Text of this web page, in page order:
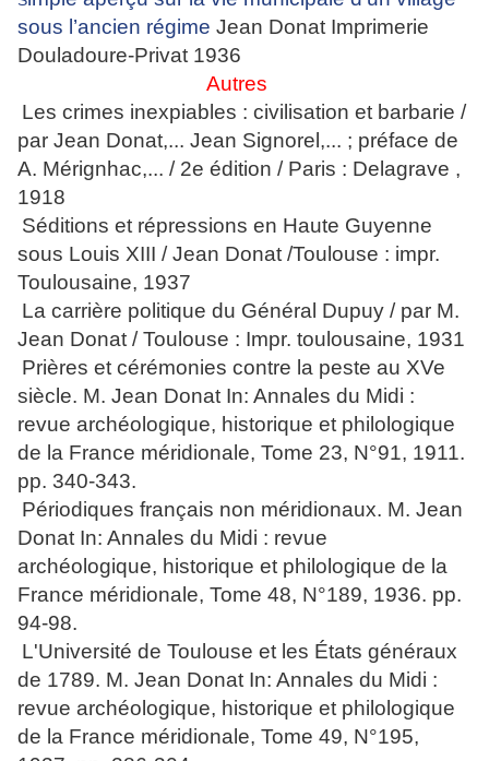
sous l’ancien régime Jean Donat Imprimerie
Douladoure-Privat 1936
Autres
Les crimes inexpiables : civilisation et barbarie /
par Jean Donat,... Jean Signorel,... ; préface de
A. Mérignhac,... / 2e édition / Paris : Delagrave ,
1918
Séditions et répressions en Haute Guyenne
sous Louis XIII / Jean Donat /Toulouse : impr.
Toulousaine, 1937
La carrière politique du Général Dupuy / par M.
Jean Donat / Toulouse : Impr. toulousaine, 1931
Prières et cérémonies contre la peste au XVe
siècle. M. Jean Donat In: Annales du Midi :
revue archéologique, historique et philologique
de la France méridionale, Tome 23, N°91, 1911.
pp. 340-343.
Périodiques français non méridionaux. M. Jean
Donat In: Annales du Midi : revue
archéologique, historique et philologique de la
France méridionale, Tome 48, N°189, 1936. pp.
94-98.
L'Université de Toulouse et les États généraux
de 1789. M. Jean Donat In: Annales du Midi :
revue archéologique, historique et philologique
de la France méridionale, Tome 49, N°195,